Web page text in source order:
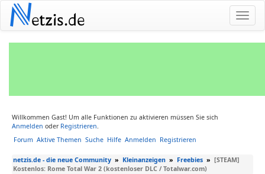
Netzis.de
Willkommen Gast! Um alle Funktionen zu aktivieren müssen Sie sich
Anmelden oder Registrieren.
Forum Aktive Themen Suche Hilfe Anmelden Registrieren
netzis.de - die neue Community » Kleinanzeigen » Freebies » [STEAM]
Kostenlos: Rome Total War 2 (kostenloser DLC / Totalwar.com)